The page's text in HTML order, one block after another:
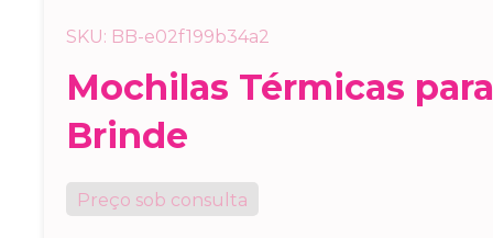
SKU: BB-e02f199b34a2
Mochilas Térmicas para
Brinde
Preço sob consulta